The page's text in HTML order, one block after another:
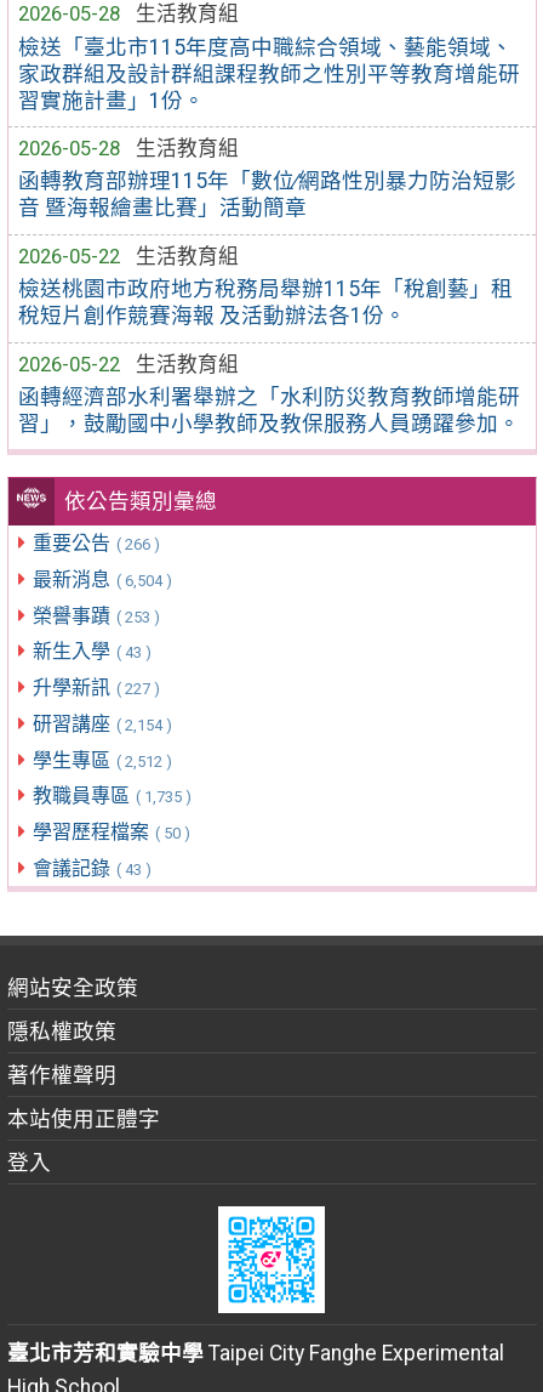
2026-05-28
生活教育組
檢送「臺北市115年度高中職綜合領域、藝能領域、
家政群組及設計群組課程教師之性別平等教育增能研
習實施計畫」1份。
2026-05-28
生活教育組
函轉教育部辦理115年「數位∕網路性別暴力防治短影
音 暨海報繪畫比賽」活動簡章
2026-05-22
生活教育組
檢送桃園市政府地方稅務局舉辦115年「稅創藝」租
稅短片創作競賽海報 及活動辦法各1份。
2026-05-22
生活教育組
函轉經濟部水利署舉辦之「水利防災教育教師增能研
習」，鼓勵國中小學教師及教保服務人員踴躍參加。
依公告類別彙總
重要公告 ( 266 )
最新消息 ( 6,504 )
榮譽事蹟 ( 253 )
新生入學 ( 43 )
升學新訊 ( 227 )
研習講座 ( 2,154 )
學生專區 ( 2,512 )
教職員專區 ( 1,735 )
學習歷程檔案 ( 50 )
會議記錄 ( 43 )
網站安全政策
隱私權政策
著作權聲明
本站使用正體字
登入
臺北市芳和實驗中學Taipei City Fanghe Experimental
High School